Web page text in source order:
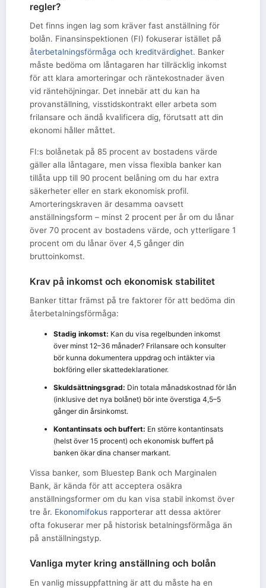
regler?
Det finns ingen lag som kräver fast anställning för
bolån. Finansinspektionen (FI) fokuserar istället på
återbetalningsförmåga och kreditvärdighet. Banker
måste bedöma om låntagaren har tillräcklig inkomst
för att klara amorteringar och räntekostnader även
vid räntehöjningar. Det innebär att du kan ha
provanställning, visstidskontrakt eller arbeta som
frilansare och ändå kvalificera dig, förutsatt att din
ekonomi håller måttet.
FI:s bolånetak på 85 procent av bostadens värde
gäller alla låntagare, men vissa flexibla banker kan
tillåta upp till 90 procent belåning om du har extra
säkerheter eller en stark ekonomisk profil.
Amorteringskraven är desamma oavsett
anställningsform – minst 2 procent per år om du lånar
över 70 procent av bostadens värde, och ytterligare 1
procent om du lånar över 4,5 gånger din
bruttoinkomst.
Krav på inkomst och ekonomisk stabilitet
Banker tittar främst på tre faktorer för att bedöma din
återbetalningsförmåga:
Stadig inkomst: Kan du visa regelbunden inkomst
över minst 12–36 månader? Frilansare och konsulter
bör kunna dokumentera uppdrag och intäkter via
bokföring eller skattedeklarationer.
Skuldsättningsgrad: Din totala månadskostnad för lån
(inklusive det nya bolånet) bör inte överstiga 4,5–5
gånger din årsinkomst.
Kontantinsats och buffert: En större kontantinsats
(helst över 15 procent) och ekonomisk buffert på
banken ökar dina chanser markant.
Vissa banker, som Bluestep Bank och Marginalen
Bank, är kända för att acceptera osäkra
anställningsformer om du kan visa stabil inkomst över
tre år. Ekonomifokus rapporterar att dessa aktörer
ofta fokuserar mer på historisk betalningsförmåga än
på anställningstyp.
Vanliga myter kring anställning och bolån
En vanlig missuppfattning är att du måste ha en